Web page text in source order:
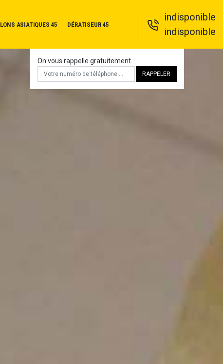
ASIATIQUES 45 DÉRATISEUR 45
indisponible
indisponible
On vous rappelle gratuitement